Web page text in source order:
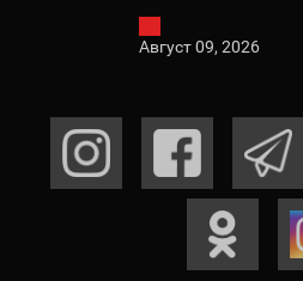
Август 09, 2026